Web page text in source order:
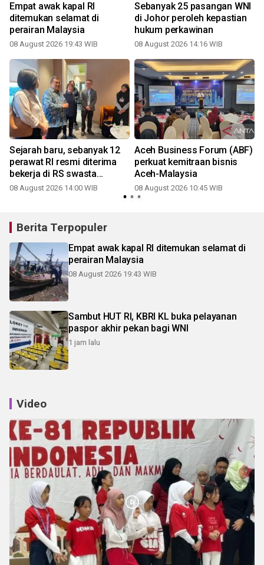
Empat awak kapal RI
ditemukan selamat di
perairan Malaysia
08 August 2026 19:43 WIB
Sebanyak 25 pasangan WNI
di Johor peroleh kepastian
hukum perkawinan
08 August 2026 14:16 WIB
Sejarah baru, sebanyak 12
perawat RI resmi diterima
bekerja di RS swasta
Malaysia
08 August 2026 14:00 WIB
Aceh Business Forum (ABF)
perkuat kemitraan bisnis
Aceh-Malaysia
08 August 2026 10:45 WIB
Berita Terpopuler
Empat awak kapal RI ditemukan selamat di
perairan Malaysia
08 August 2026 19:43 WIB
Sambut HUT RI, KBRI KL buka pelayanan
paspor akhir pekan bagi WNI
1 jam lalu
Video